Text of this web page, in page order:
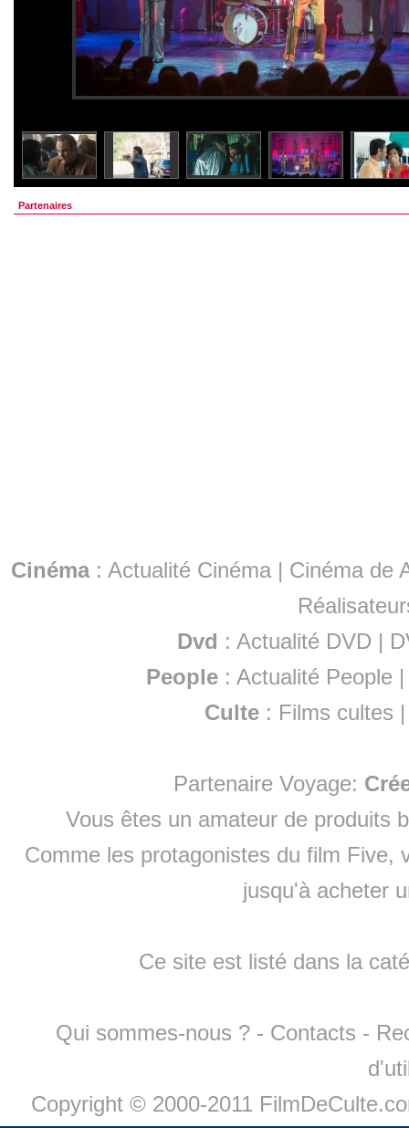
Partenaires
Cinéma: Actualité Cinéma | Cinéma de
Dvd : Actualité DVD |
People :Actualité People
Culte : Films cultes
Partenaire Voyage:
Vous êtes un amateur de produits
Comme les protagonistes du film Five,
jusqu'à acheter
Ce site est listé dans la
Qui sommes-nous ? - Contacts -
Copyright © 2000-2011